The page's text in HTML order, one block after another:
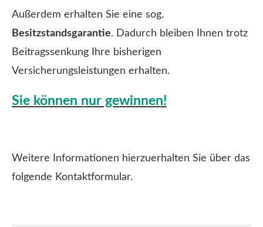
Außerdem erhalten Sie eine sog.
Besitzstandsgarantie. Dadurch bleiben Ihnen trotz
Beitragssenkung Ihre bisherigen
Versicherungsleistungen erhalten.
Sie können nur gewinnen!
Weitere Informationen hierzuerhalten Sie über das
folgende Kontaktformular.